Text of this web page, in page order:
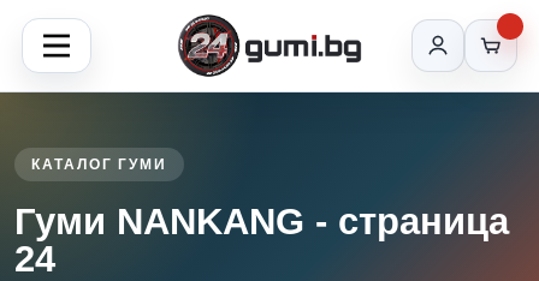
КАТАЛОГ ГУМИ
Гуми NANKANG - страница
24